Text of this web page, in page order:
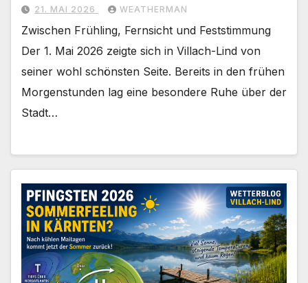
21. MAI 2026 WEATHERMAN
Zwischen Frühling, Fernsicht und Feststimmung
Der 1. Mai 2026 zeigte sich in Villach-Lind von
seiner wohl schönsten Seite. Bereits in den frühen
Morgenstunden lag eine besondere Ruhe über der
Stadt…